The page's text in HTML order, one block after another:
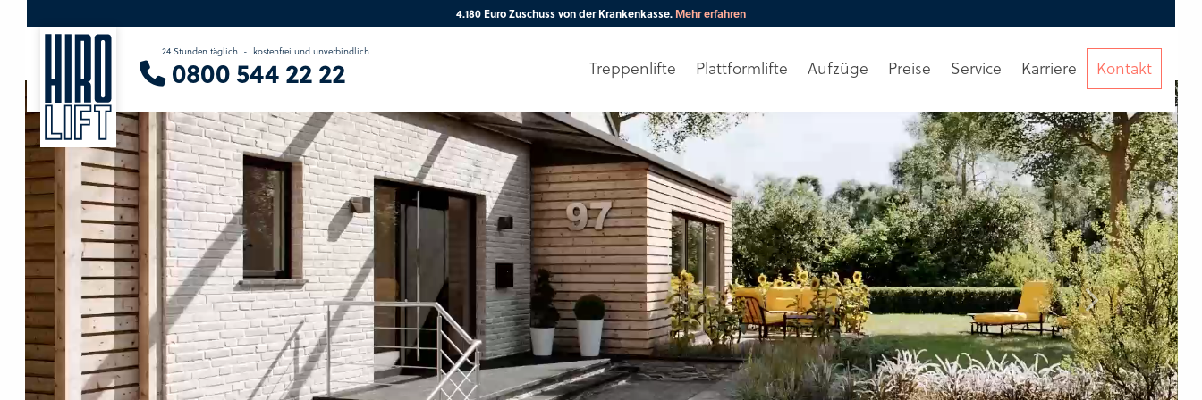
4.180 Euro Zuschuss von der Krankenkasse. Mehr erfahren
24 Stunden täglich - kostenfrei und unverbindlich
0800 544 22 22 Treppenlifte Plattformlifte Aufzüge Preise Service Karriere Kontakt
Sie suchen eine Beratung vor Ort?
Wir finden Ihren Ansprechpartner.
Ihre PLZ Beratunganfordern